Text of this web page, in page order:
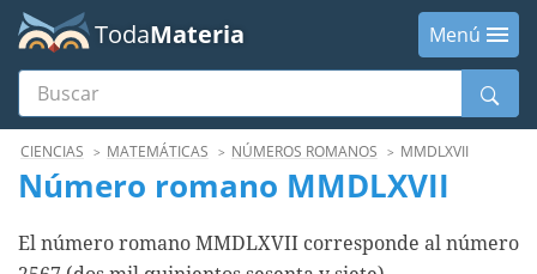
TodaMateria
Menú
Buscar
MenúCIENCIAS MATEMÁTICAS NÚMEROS ROMANOS MMDLXVII
Número romano MMDLXVII
El número romano MMDLXVII corresponde al número